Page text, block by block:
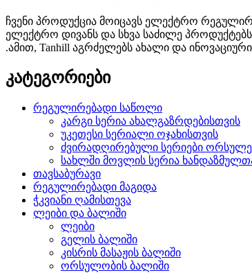
ჩვენი პროდუქცია მოიცავს ელექტრო
ელექტრო დივანს და სხვა საძილე
.ამით, Tanhill აგრძელებს ახალი და
კატეგორიები
რეგულირებადი საწოლი
კარგი სერია ახალგაზრდებისთვის
უკეთესი სერიალი ოჯახისთვის
ძვირადღირებული სერიები
სახლში მოვლის სერია
თავსაბურავი
რეგულირებადი მაგიდა
ჭკვიანი ღამისთევა
ლეიბი და ბალიში
ლეიბი
გელის ბალიში
კისრის მასაჟის ბალიში
ორსულობის ბალიში